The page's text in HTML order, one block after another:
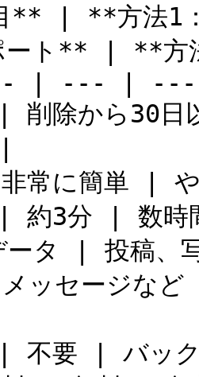
** | **方法1
ート** | **方
| --- |
削除から30日
常に簡単 |
約3分 | 数時
ータ | 投稿、
メッセージな
不要 | バッ